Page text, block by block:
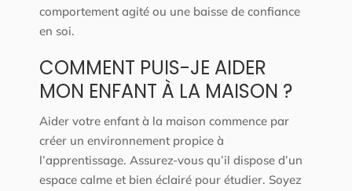
comportement agité ou une baisse de confiance
en soi.
COMMENT PUIS-JE AIDER
MON ENFANT À LA MAISON ?
Aider votre enfant à la maison commence par
créer un environnement propice à
l’apprentissage. Assurez-vous qu’il dispose d’un
espace calme et bien éclairé pour étudier. Soyez